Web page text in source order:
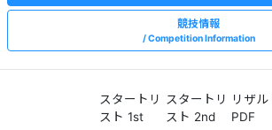
競技情報
Competition Information
スタートリ
スト 1st
スタートリ
スト 2nd
リザル
PDF